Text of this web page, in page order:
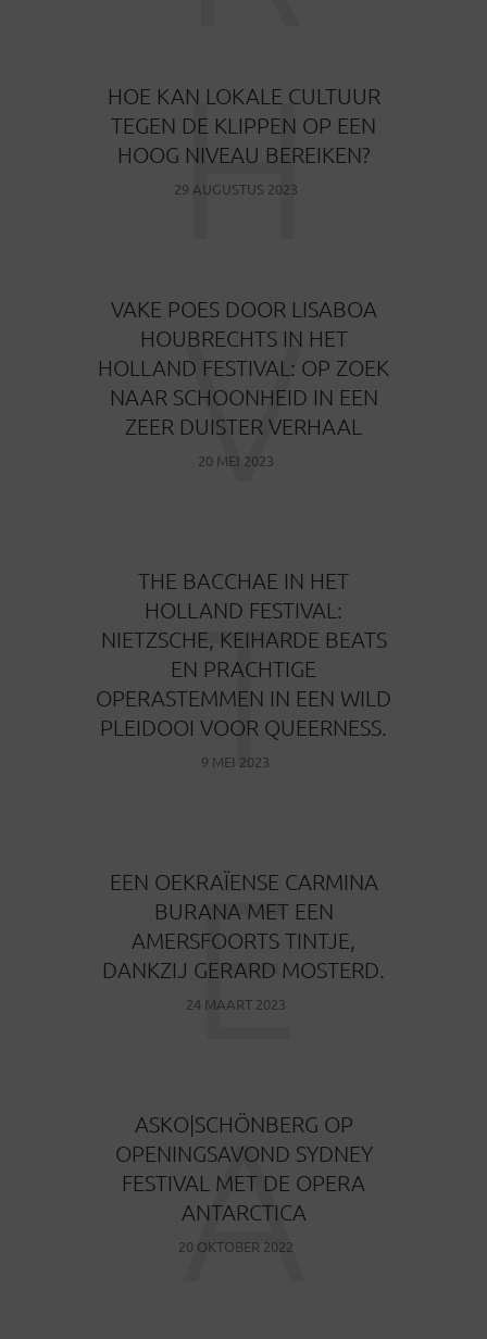
HOE KAN LOKALE CULTUUR
TEGEN DE KLIPPEN OP EEN
HOOG NIVEAU BEREIKEN?
29 AUGUSTUS 2023
H
VAKE POES DOOR LISABOA
HOUBRECHTS IN HET
HOLLAND FESTIVAL: OP ZOEK
NAAR SCHOONHEID IN EEN
ZEER DUISTER VERHAAL
20 MEI 2023
V
THE BACCHAE IN HET
HOLLAND FESTIVAL:
NIETZSCHE, KEIHARDE BEATS
EN PRACHTIGE
OPERASTEMMEN IN EEN WILD
PLEIDOOI VOOR QUEERNESS.
9 MEI 2023
T
EEN OEKRAÏENSE CARMINA
BURANA MET EEN
AMERSFOORTS TINTJE,
DANKZIJ GERARD MOSTERD.
24 MAART 2023
E
ASKO|SCHÖNBERG OP
OPENINGSAVOND SYDNEY
FESTIVAL MET DE OPERA
ANTARCTICA
20 OKTOBER 2022
A